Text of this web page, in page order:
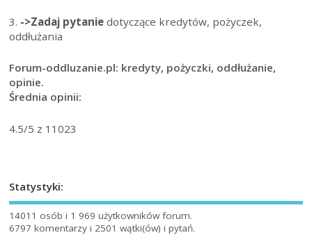
3. ->Zadaj pytanie dotyczące kredytów, pożyczek,
oddłużania
Forum-oddluzanie.pl: kredyty, pożyczki, oddłużanie,
opinie.
Średnia opinii:
4.5/5 z 11023
Statystyki:
14011 osób i 1 969 użytkowników forum.
6797 komentarzy i 2501 wątki(ów) i pytań.